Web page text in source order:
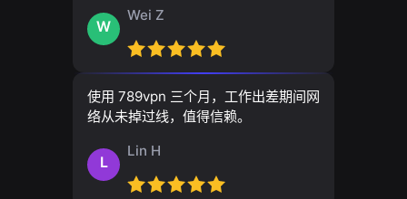
W
Wei Z
使用 789vpn 三个月，工作出差期间网
络从未掉过线，值得信赖。
L
Lin H